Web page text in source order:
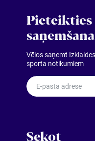
Pieteikties
Vēlos saņemt
sporta notikumiem
E-pasta adrese
Sekot